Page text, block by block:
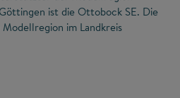
ist die Ottobock SE. Die
im Landkreis